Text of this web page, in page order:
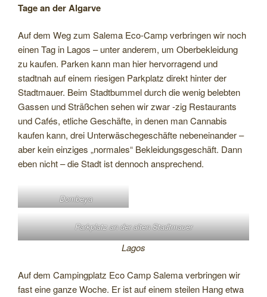
Tage an der Algarve
Auf dem Weg zum Salema Eco-Camp verbringen wir noch
einen Tag in Lagos – unter anderem, um Oberbekleidung
zu kaufen. Parken kann man hier hervorragend und
stadtnah auf einem riesigen Parkplatz direkt hinter der
Stadtmauer. Beim Stadtbummel durch die wenig belebten
Gassen und Sträßchen sehen wir zwar -zig Restaurants
und Cafés, etliche Geschäfte, in denen man Cannabis
kaufen kann, drei Unterwäschegeschäfte nebeneinander –
aber kein einziges „normales“ Bekleidungsgeschäft. Dann
eben nicht – die Stadt ist dennoch ansprechend.
Dombeya
Parkplatz an der alten Stadtmauer
Lagos
Auf dem Campingplatz Eco Camp Salema verbringen wir
fast eine ganze Woche. Er ist auf einem steilen Hang etwa